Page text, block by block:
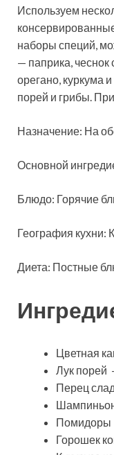
Используем
наборы специй,
— паприка, чеснок
орегано, куркума
порей и грибы.
Назначение: На
Основной
Блюдо: Горячие
География кухни:
Диета: Постные
Цветная
Лук порей
Перец
Помидоры
Горошек